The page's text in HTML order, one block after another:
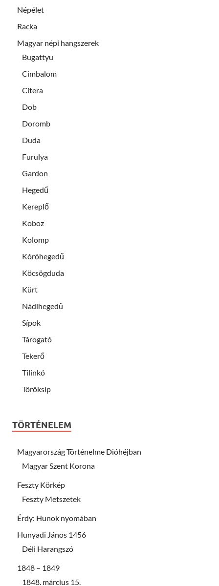
Népélet
Racka
Magyar népi hangszerek
Bugattyu
Cimbalom
Citera
Dob
Doromb
Duda
Furulya
Gardon
Hegedű
Kereplő
Koboz
Kolomp
Kóróhegedű
Köcsögduda
Kürt
Nádihegedű
Sípok
Tárogató
Tekerő
Tilinkó
Töröksíp
TÖRTÉNELEM
Magyarország Történelme Dióhéjban
Magyar Szent Korona
Feszty Körkép
Feszty Metszetek
Érdy: Hunok nyomában
Hunyadi János 1456
Déli Harangszó
1848 – 1849
1848. március 15.